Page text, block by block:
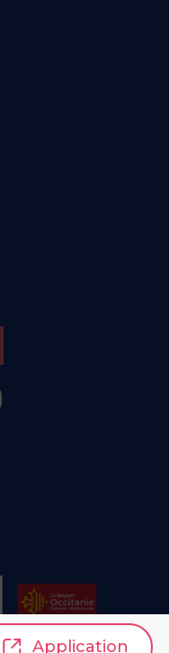
Application